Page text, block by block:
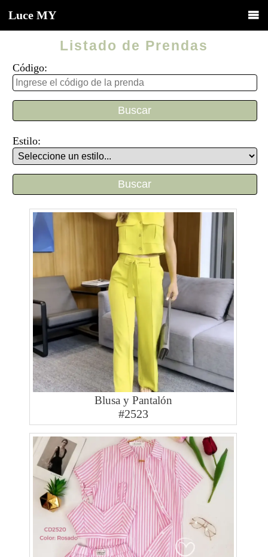
Luce MY
Listado de Prendas
Código:
Estilo:
Blusa y Pantalón
#2523